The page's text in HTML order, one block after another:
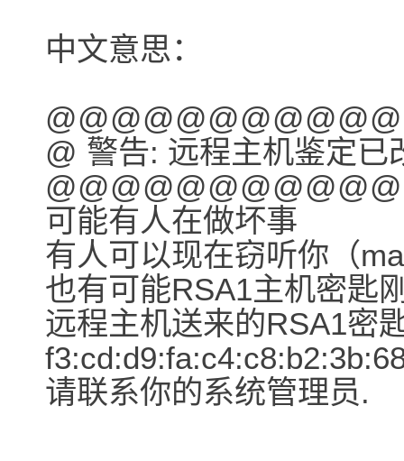
中文意思：
@ 警告: 远程主机鉴定已
可能有人在做坏事
有人可以现在窃听你（
也有可能RSA1主机密匙
远程主机送来的RSA1密
请联系你的系统管理员.